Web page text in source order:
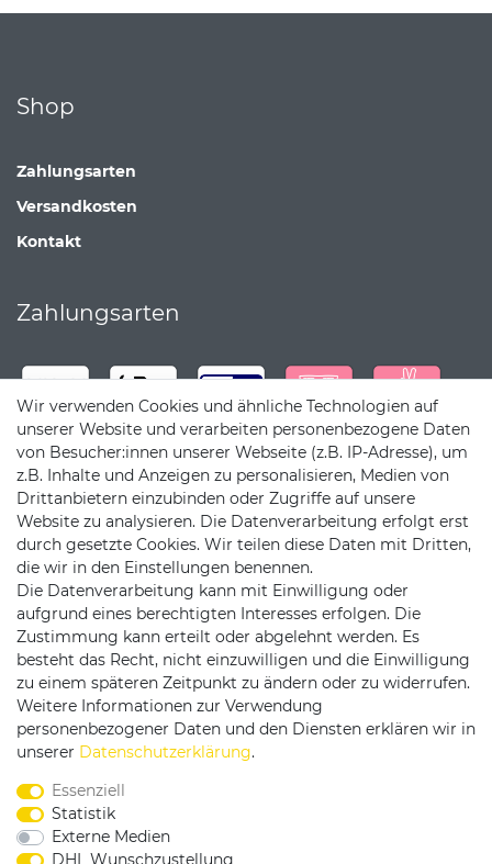
Shop
Zahlungsarten
Versandkosten
Kontakt
Zahlungsarten
Versandpartner
Service & Kontakt
Rufen Sie uns an unter:
0375 - 21459172
Wir verwenden Cookies und ähnliche Technologien auf
unserer Website und verarbeiten personenbezogene Daten
von Besucher:innen unserer Webseite (z.B. IP-Adresse), um
z.B. Inhalte und Anzeigen zu personalisieren, Medien von
Drittanbietern einzubinden oder Zugriffe auf unsere
Website zu analysieren. Die Datenverarbeitung erfolgt erst
durch gesetzte Cookies. Wir teilen diese Daten mit Dritten,
die wir in den Einstellungen benennen.
Die Datenverarbeitung kann mit Einwilligung oder
aufgrund eines berechtigten Interesses erfolgen. Die
Zustimmung kann erteilt oder abgelehnt werden. Es
besteht das Recht, nicht einzuwilligen und die Einwilligung
zu einem späteren Zeitpunkt zu ändern oder zu widerrufen.
Weitere Informationen zur Verwendung
personenbezogener Daten und den Diensten erklären wir in
unserer Daten­schutz­erklärung.
Essenziell
Statistik
Externe Medien
DHL Wunschzustellung